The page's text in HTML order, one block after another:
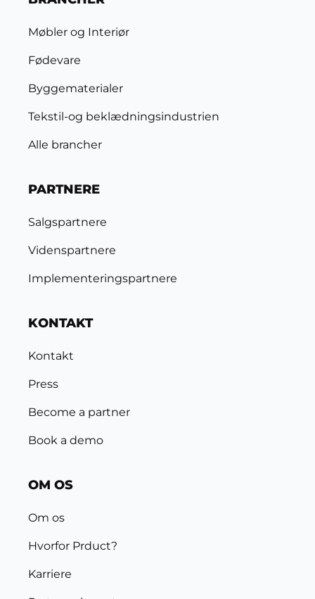
Møbler og Interiør
Fødevare
Byggematerialer
Tekstil-og beklædningsindustrien
Alle brancher
PARTNERE
Salgspartnere
Videnspartnere
Implementeringspartnere
KONTAKT
Kontakt
Press
Become a partner
Book a demo
OM OS
Om os
Hvorfor Prduct?
Karriere